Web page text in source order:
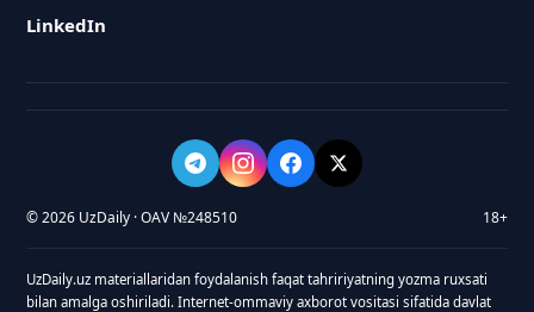
LinkedIn
© 2026 UzDaily · OAV №248510 18+
UzDaily.uz materiallaridan foydalanish faqat tahririyatning yozma ruxsati
bilan amalga oshiriladi. Internet-ommaviy axborot vositasi sifatida davlat